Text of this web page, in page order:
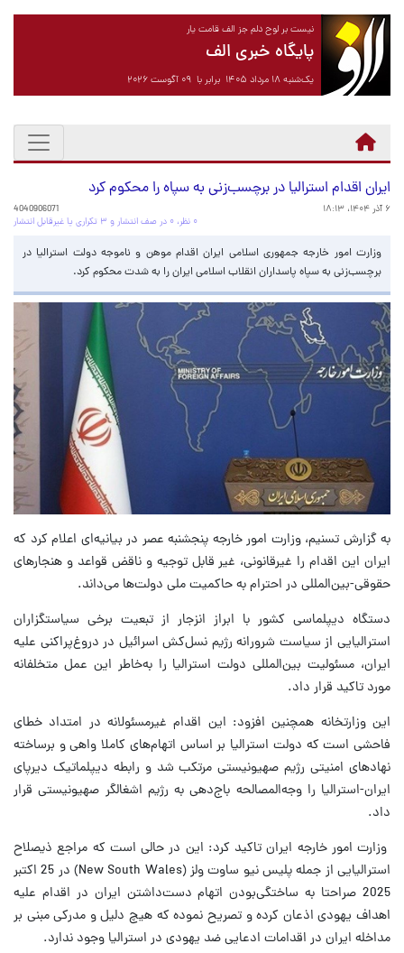
نیست بر لوح دلم جز الف قامت یار
پایگاه خبری الف
یک‌شنبه ۱۸ مرداد ۱۴۰۵ برابر با ۰۹ آگوست ۲۰۲۶
ایران اقدام استرالیا در برچسب‌زنی به سپاه را محکوم کرد
۶ آذر ۱۴۰۴، ۱۸:۱۳
4040906071
۰ نظر، ۰ در صف انتشار و ۳ تکراری یا غیرقابل انتشار
وزارت امور خارجه جمهوری اسلامی ایران اقدام موهن و ناموجه دولت استرالیا در
برچسب‌زنی به سپاه پاسداران انقلاب اسلامی ایران را به شدت محکوم کرد.
به گزارش تسنیم، وزارت امور خارجه پنجشنبه عصر در بیانیه‌ای اعلام کرد که
ایران این اقدام را غیرقانونی، غیر قابل توجیه و ناقض قواعد و هنجارهای
حقوقی-بین‌المللی در احترام به حاکمیت ملی دولت‌ها می‌داند.
دستگاه دیپلماسی کشور با ابراز انزجار از تبعیت برخی سیاستگزاران
استرالیایی از سیاست‌ شرورانه رژیم نسل‌کش اسرائیل در دروغ‌پراکنی علیه
ایران، مسئولیت بین‌المللی دولت استرالیا را به‌خاطر این عمل متخلفانه
مورد تاکید قرار داد.
این وزارتخانه همچنین افزود: این اقدام غیرمسئولانه در امتداد خطای
فاحشی است که دولت استرالیا بر اساس اتهام‌های کاملا واهی و برساخته
نهادهای امنیتی رژیم صهیونیستی مرتکب شد و رابطه دیپلماتیک دیرپای
ایران-استرالیا را وجه‌المصالحه باج‌دهی به رژیم اشغالگر صهیونیستی قرار
داد.
وزارت امور خارجه ایران تاکید کرد: این در حالی است که مراجع ذیصلاح
استرالیایی از جمله پلیس نیو ساوت ولز (New South Wales) در 25 اکتبر
2025 صراحتا به ساختگی‌بودن اتهام دست‌داشتن ایران در اقدام علیه
اهداف یهودی اذعان کرده و تصریح نموده که هیچ دلیل و مدرکی مبنی بر
مداخله ایران در اقدامات ادعایی ضد یهودی در استرالیا وجود ندارد.